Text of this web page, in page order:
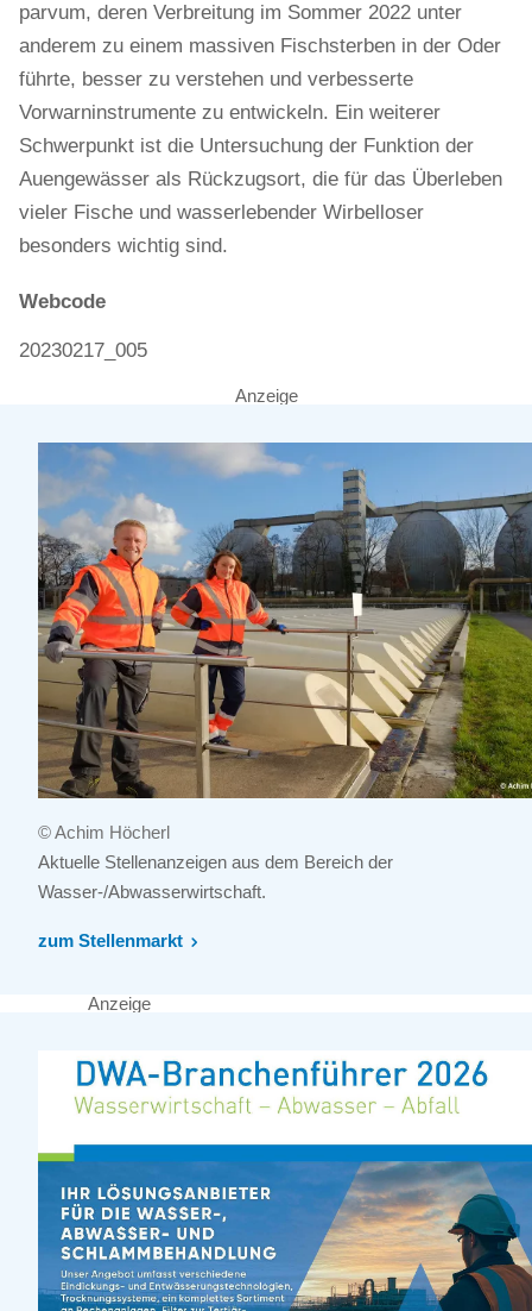
parvum, deren Verbreitung im Sommer 2022 unter
anderem zu einem massiven Fischsterben in der Oder
führte, besser zu verstehen und verbesserte
Vorwarninstrumente zu entwickeln. Ein weiterer
Schwerpunkt ist die Untersuchung der Funktion der
Auengewässer als Rückzugsort, die für das Überleben
vieler Fische und wasserlebender Wirbelloser
besonders wichtig sind.
Webcode
20230217_005
Anzeige
© Achim Höcherl
Aktuelle Stellenanzeigen aus dem Bereich der
Wasser-/Abwasserwirtschaft.
zum Stellenmarkt
Anzeige